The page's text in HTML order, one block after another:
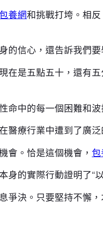
養網和挑戰打垮。相
的信心，還告訴我們
在是五點五十，還有
命中的每一個困難和
醫療行業中遭到了廣
會。恰是這個機會，
身的實際行動證明了“
爭決。只要堅持不懈